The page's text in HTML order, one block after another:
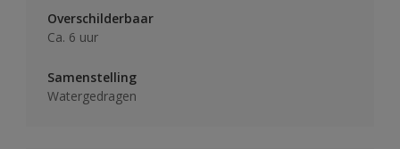
Overschilderbaar
Ca. 6 uur
Samenstelling
Watergedragen